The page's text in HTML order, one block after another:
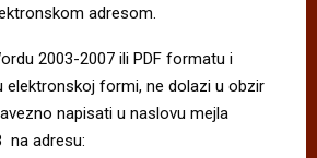
adresom.
2003-2007 ili PDF formatu i
elektronskoj formi, ne dolazi u obzir
napisati u naslovu mejla
na adresu: